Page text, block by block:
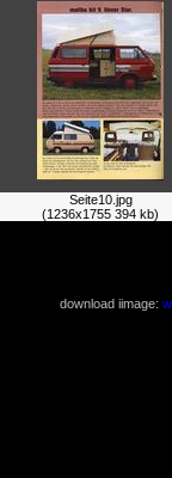
Seite10.jpg
(1236x1755 394 kb)
download iimage: